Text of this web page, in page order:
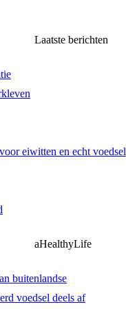
Laatste berichten
eiwitten en echt voedsel
aHealthyLife
buitenlandse
voedsel deels af